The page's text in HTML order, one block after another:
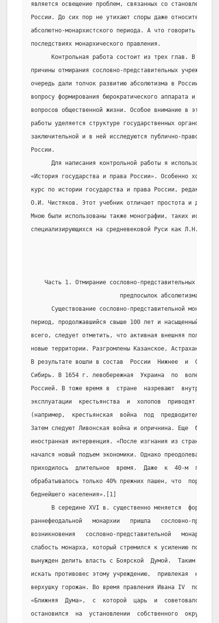
является освещение проблем, связанных со становлением
России. До сих пор не утихают споры даже относительно
абсолютно-монархистского периода. А что говорить о
последствиях монархического правления.
Контрольная работа состоит из трех глав. В
причины отмирания сословно-представительных
очередь дали толчок развитию абсолютизма в России.
вопросу формирования бюрократического аппарата и
вопросов общественной жизни. Особое внимание в этой
работы уделяется структуре государственных органов.
заключительной и в ней исследуются публично-правовые
России.
Для написания контрольной работы я использовала
«История государства и права России». Особенно
курс по истории государства и права России, редактором
О.И. Чистяков. Этот учебник отличает простота и
Мною были использованы также монографии, таких
специализирующихся на средневековой Руси как Л.Н.
Часть 1. Отмирание сословно-представительных
                          предпосылок абсолютизма.
Существование сословно-представительной монархии
период, продолжавшийся свыше 100 лет и насыщенный
всего, следует отметить, что активная внешняя
новые территории. Разгромлены Казанское,
В результате вошли в состав  России  Нижнее  и
Сибирь. В 1654 г. левобережная  Украина  по  воле
Россией. В тоже время в  стране  назревают
эксплуатации  крестьянства  и  холопов  приводят   к
(например,  крестьянская  война  под
Затем следуют Ливонская война и опричнина. Еще  более
иностранная интервенция. «После изгнания из страны
начался новый подъем экономики. Однако преодолевать
приходилось  длительное  время.  Даже  к  40-м
обрабатывалось только 40% прежних пашен, что
беднейшего населения».[1]
В середине XVI в. существенно меняется  форма
раннефеодальной   монархии   пришла   сословно-
возникновения   сословно-представительной   монархии
слабость монарха, который стремился к усилению
вынужден делить власть с Боярской  Думой.  Таким
искать противовес этому учреждению,  привлекая  на
верхушку горожан. Во время правления Ивана IV
«Ближняя  Дума»,  с  которой  царь  и  советовался.
остановился  на  установлении  собственного